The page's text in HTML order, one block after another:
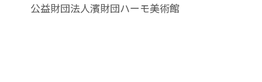
公益財団法人濱財団ハーモ美術館